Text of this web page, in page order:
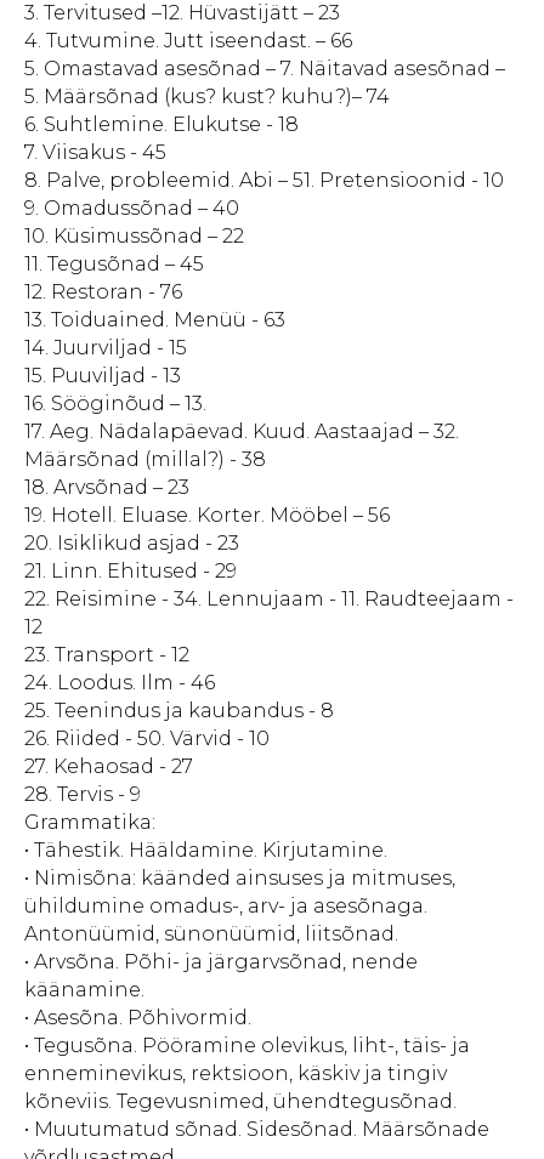
3. Tervitused –12. Hüvastijätt – 23
4. Tutvumine. Jutt iseendast. – 66
5. Omastavad asesõnad – 7. Näitavad asesõnad –
5. Määrsõnad (kus? kust? kuhu?)– 74
6. Suhtlemine. Elukutse - 18
7. Viisakus - 45
8. Palve, probleemid. Abi – 51. Pretensioonid - 10
9. Omadussõnad – 40
10. Küsimussõnad – 22
11. Tegusõnad – 45
12. Restoran - 76
13. Toiduained. Menüü - 63
14. Juurviljad - 15
15. Puuviljad - 13
16. Sööginõud – 13.
17. Aeg. Nädalapäevad. Kuud. Aastaajad – 32.
Määrsõnad (millal?) - 38
18. Arvsõnad – 23
19. Hotell. Eluase. Korter. Mööbel – 56
20. Isiklikud asjad - 23
21. Linn. Ehitused - 29
22. Reisimine - 34. Lennujaam - 11. Raudteejaam -
12
23. Transport - 12
24. Loodus. Ilm - 46
25. Teenindus ja kaubandus - 8
26. Riided - 50. Värvid - 10
27. Kehaosad - 27
28. Tervis - 9
Grammatika:
• Tähestik. Hääldamine. Kirjutamine.
• Nimisõna: käänded ainsuses ja mitmuses,
ühildumine omadus-, arv- ja asesõnaga.
Antonüümid, sünonüümid, liitsõnad.
• Arvsõna. Põhi- ja järgarvsõnad, nende
käänamine.
• Asesõna. Põhivormid.
• Tegusõna. Pööramine olevikus, liht-, täis- ja
enneminevikus, rektsioon, käskiv ja tingiv
kõneviis. Tegevusnimed, ühendtegusõnad.
• Muutumatud sõnad. Sidesõnad. Määrsõnade